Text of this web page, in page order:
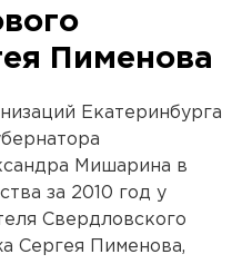
Пименова
Екатеринбурга
Мишарина в
за 2010 год у
Свердловского
Сергея Пименова,